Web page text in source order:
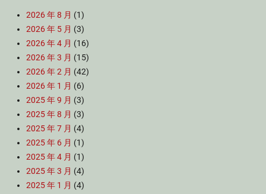
2026 年 8 月 (1)
2026 年 5 月 (3)
2026 年 4 月 (16)
2026 年 3 月 (15)
2026 年 2 月 (42)
2026 年 1 月 (6)
2025 年 9 月 (3)
2025 年 8 月 (3)
2025 年 7 月 (4)
2025 年 6 月 (1)
2025 年 4 月 (1)
2025 年 3 月 (4)
2025 年 1 月 (4)